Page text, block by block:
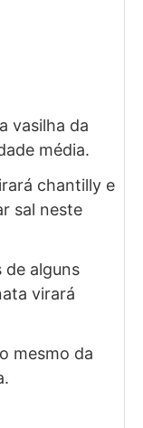
vasilha da
média.
chantilly e
sal neste
de alguns
virará
mesmo da